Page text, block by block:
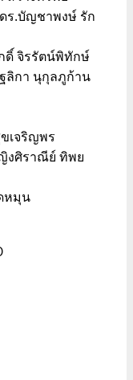
ร.บัญชาพงษ์ รัก
ดิ์ จิรรัตน์พิทักษ์
กา นุกุลภูก้าน
เจริญพร
งศิราณีย์ ทิพย
หมุน